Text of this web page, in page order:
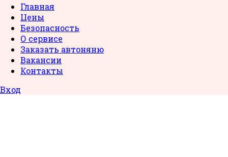
Главная
Цены
Безопасность
О сервисе
Заказать автоняню
Вакансии
Контакты
Вход